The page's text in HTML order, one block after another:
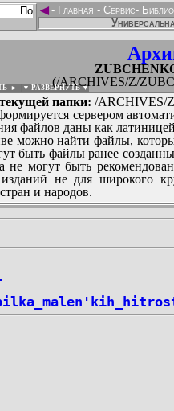
◄- Главная - Сервис-
(/ARCHIVES/Z/
► ▼ РАЗВЕРНУТЬ ▼
папки: /ARCHIVES/
сервером
файлов даны как
можно найти файлы,
быть файлы ранее
не могут быть
не для широкого
и народов.